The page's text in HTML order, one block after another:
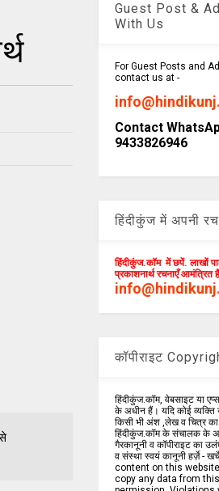
Guest Post &
With Us
For Guest Posts and
contact us at -
Contact
9433826946
हिंदीकुंज में अपनी
हिंदीकुंज.कॉम में छपें. लाखों
प्रकाशनार्थ रचनाएँ
कॉपीराइट
हिंदीकुंज.कॉम, वेबसाइट या
के अधीन हैं। यदि कोई व्यक्ति
किसी भी अंश ,लेख व चित्र
हिंदीकुंज.कॉम के संचालक के
गैरकानूनी व कॉपीराइट का
व संस्था स्वयं कानूनी हर्ज़े - खर्चे
content on this
copy any data from